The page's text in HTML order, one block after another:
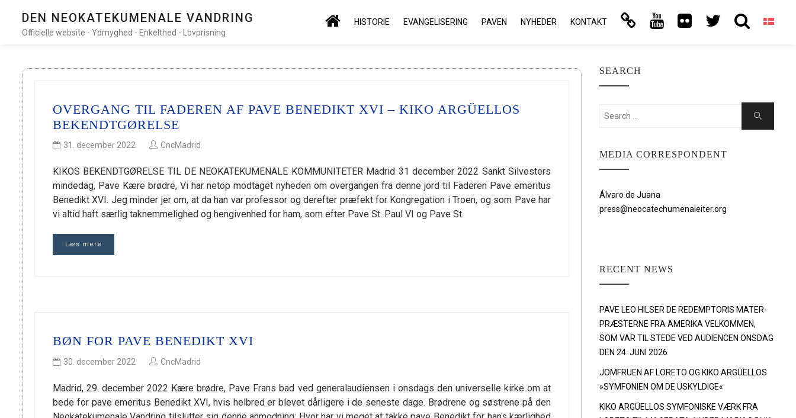
DEN NEOKATEKUMENALE VANDRING
Officielle website - Ydmyghed - Enkelthed - Lovprisning
HISTORIE EVANGELISERING PAVEN NYHEDER KONTAKT
OVERGANG TIL FADEREN AF PAVE BENEDIKT XVI – KIKO ARGÜELLOS
BEKENDTGØRELSE
31. december 2022 CncMadrid
KIKOS BEKENDTGØRELSE TIL DE NEOKATEKUMENALE KOMMUNITETER Madrid 31 december 2022 Sankt Silvesters
mindedag, Pave Kære brødre, Vi har netop modtaget nyheden om overgangen fra denne jord til Faderen Pave emeritus
Benedikt XVI. Jeg minder jer om, at da han var professor og derefter præfekt for Kongregation i Troen, og som Pave har
vi altid haft særlig taknemmelighed og hengivenhed for ham, som efter Pave St. Paul VI og Pave St.
Læs mere
BØN FOR PAVE BENEDIKT XVI
30. december 2022 CncMadrid
Madrid, 29. december 2022 Kære brødre, Pave Frans bad ved generalaudiensen i onsdags den universelle kirke om at
bede for pave emeritus Benedikt XVI, hvis helbred er blevet dårligere i de seneste dage. Brødrene og søstrene på den
SEARCH
Search
Search
MEDIA CORRESPONDENT
Álvaro de Juana
press@neocatechumenaleiter.org
RECENT NEWS
PAVE LEO HILSER DE REDEMPTORIS MATER-
PRÆSTERNE FRA AMERIKA VELKOMMEN,
SOM VAR TIL STEDE VED AUDIENCEN ONSDAG
DEN 24. JUNI 2026
JOMFRUEN AF LORETO OG KIKO ARGÜELLOS
»SYMFONIEN OM DE USKYLDIGE«
KIKO ARGÜELLOS SYMFONISKE VÆRK FRA